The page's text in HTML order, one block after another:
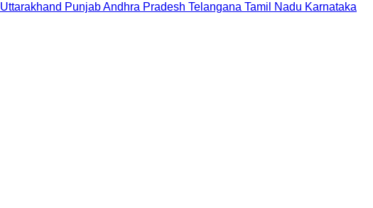
Uttarakhand PunjabAndhra Pradesh Telangana Tamil Nadu Karnataka